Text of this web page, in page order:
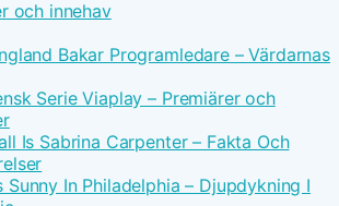
och innehav
Bakar Programledare – Värdarnas
Serie Viaplay – Premiärer och
Is Sabrina Carpenter – Fakta Och
Sunny In Philadelphia – Djupdykning I